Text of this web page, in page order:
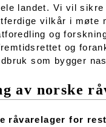
landet. Vi vil
vilkår i møte
og
og
som bygger
av norske
råvarelager for